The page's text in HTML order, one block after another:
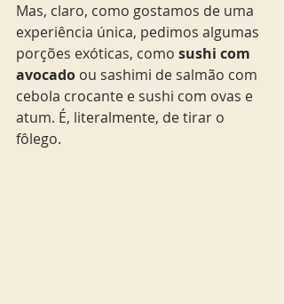
Mas, claro, como gostamos de uma
experiência única, pedimos algumas
porções exóticas, como sushi com
avocado ou sashimi de salmão com
cebola crocante e sushi com ovas e
atum. É, literalmente, de tirar o
fôlego.